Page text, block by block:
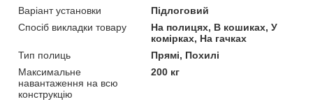
Варіант установки
Підлоговий
Спосіб викладки товару
На полицях, В кошиках, У
комірках, На гачках
Тип полиць
Прямі, Похилі
Максимальне
навантаження на всю
конструкцію
200 кг